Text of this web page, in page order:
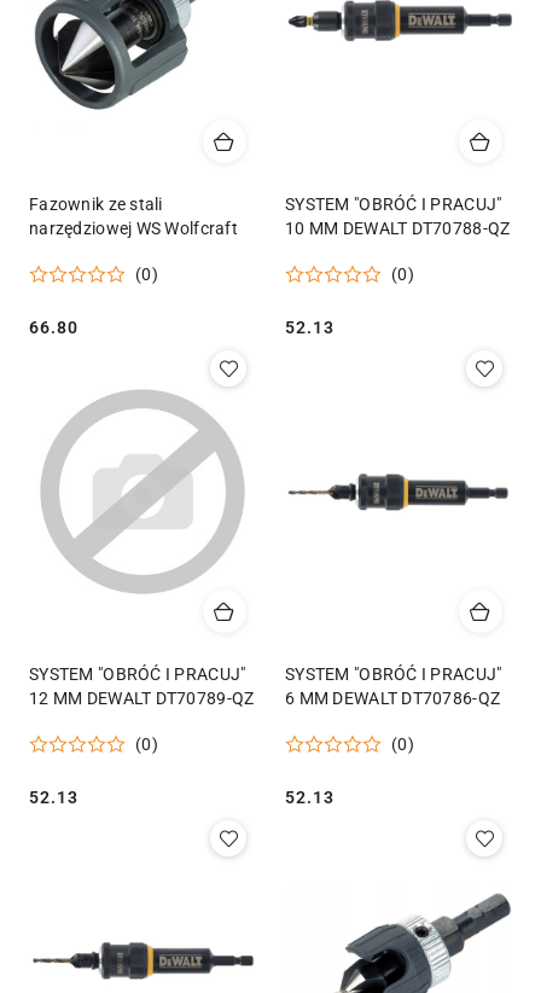
Fazownik ze stali
narzędziowej WS Wolfcraft
(0)
Cena:
66.80
SYSTEM "OBRÓĆ I PRACUJ"
10 MM DEWALT DT70788-QZ
(0)
Cena:
52.13
SYSTEM "OBRÓĆ I PRACUJ"
12 MM DEWALT DT70789-QZ
(0)
Cena:
52.13
SYSTEM "OBRÓĆ I PRACUJ"
6 MM DEWALT DT70786-QZ
(0)
Cena:
52.13